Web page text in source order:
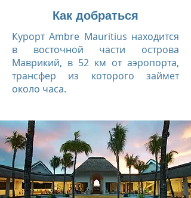
Как добраться
Курорт Ambre Mauritius находится
в восточной части острова
Маврикий, в 52 км от аэропорта,
трансфер из которого займет
около часа.